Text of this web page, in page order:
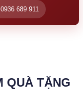
689 911
QUÀ TẶNG